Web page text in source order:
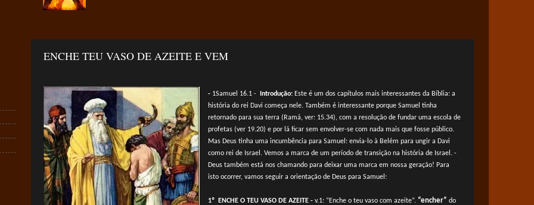
ENCHE TEU VASO DE AZEITE E VEM
- 1Samuel 16.1 - Introdução: Este é um dos capítulos mais interessantes da Bíblia: a
história do rei Davi começa nele. Também é interessante porque Samuel tinha
retornado para sua terra (Ramá, ver: 15.34), com a resolução de fundar uma escola de
profetas (ver 19.20) e por lá ficar sem envolver-se com nada mais que fosse público.
Mas Deus tinha uma incumbência para Samuel: envia-lo à Belém para ungir a Davi
como rei de Israel. Vemos a marca de um período de transição na história de Israel. -
Deus também está nos chamando para deixar uma marca em nossa geração! Para
isto ocorrer, vamos seguir a orientação de Deus para Samuel:
1º ENCHE O TEU VASO DE AZEITE - v.1: “Enche o teu vaso com azeite”. “encher” do